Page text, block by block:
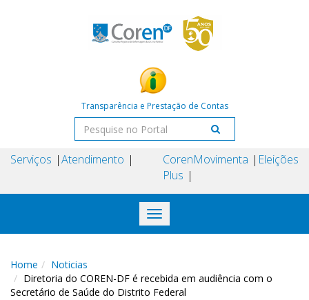
Transparência e Prestação de Contas
Serviços Atendimento
Coren
Plus
Movimenta Eleições
Toggle
navigation
Home
Noticias
Diretoria do COREN-DF é recebida em audiência com o
Secretário de Saúde do Distrito Federal